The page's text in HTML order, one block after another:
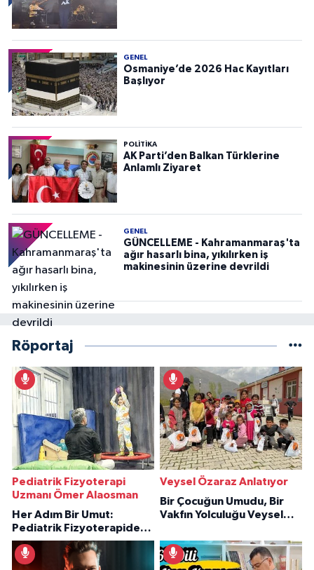
GENEL
Osmaniye’de 2026 Hac Kayıtları
Başlıyor
POLITIKA
AK Parti’den Balkan Türklerine
Anlamlı Ziyaret
GENEL
GÜNCELLEME - Kahramanmaraş'ta
ağır hasarlı bina, yıkılırken iş
makinesinin üzerine devrildi
Röportaj
Pediatrik Fizyoterapi
Uzmanı Ömer Alaosman
Her Adım Bir Umut:
Pediatrik Fizyoterapiden
İlham Veren Hikâyeler
Veysel Özaraz Anlatıyor
Bir Çocuğun Umudu, Bir
Vakfın Yolculuğu Veysel